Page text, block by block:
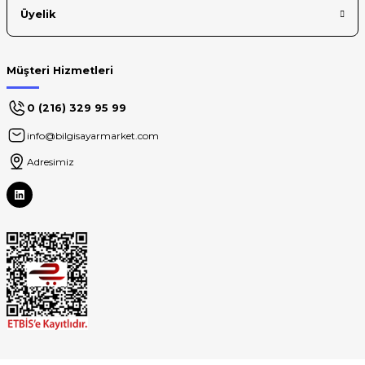
Üyelik
Müşteri Hizmetleri
0 (216) 329 95 99
info@bilgisayarmarket.com
Adresimiz